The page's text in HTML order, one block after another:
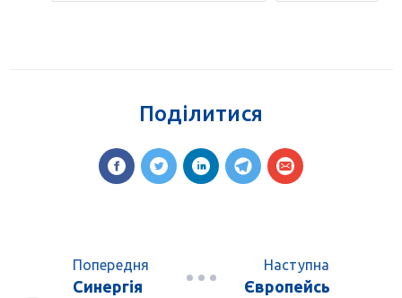
Поділитися
Попередня
Синергія
Наступна
Європейсь